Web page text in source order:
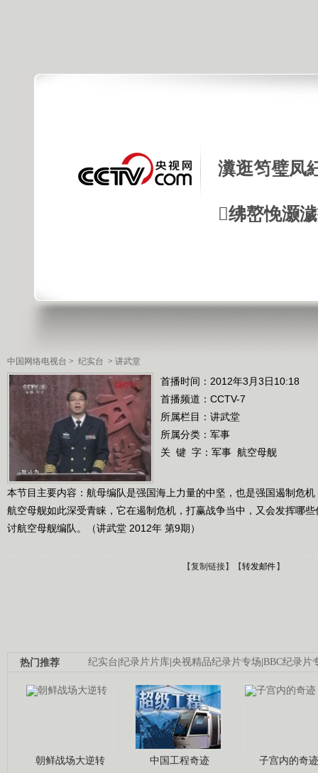
瀵逛笉璧凤
绋嶅悗灏
中国网络电视台 > 纪实台 > 讲武堂
首播时间：2012年3月3日10:18
首播频道： CCTV-7
所属栏目： 讲武堂
所属分类：军事
关 键 字： 军事 航空母舰
本节目主要内容：航母编队是强国海上力量的中坚，也是强国遏制危
航空母舰如此深受青睐，它在遏制危机，打赢战争当中，又会发挥哪
讨航空母舰编队。（讲武堂 2012年 第9期）
【复制链接】【转发邮件】
纪实台|纪录片片库|央视精品纪录片专场|BBC纪录片
热门推荐
朝鲜战场大逆转 中国工程奇迹 子宫内的奇迹